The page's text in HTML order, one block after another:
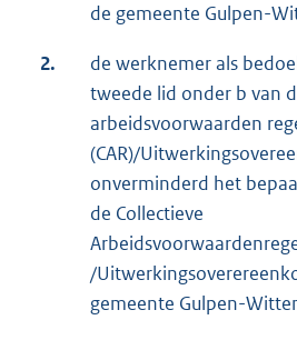
de gemeente Gulpen-
2.
de werknemer als
tweede lid onder b van
arbeidsvoorwaarden
(CAR)/
onverminderd het
de Collectieve
/
gemeente Gulpen-